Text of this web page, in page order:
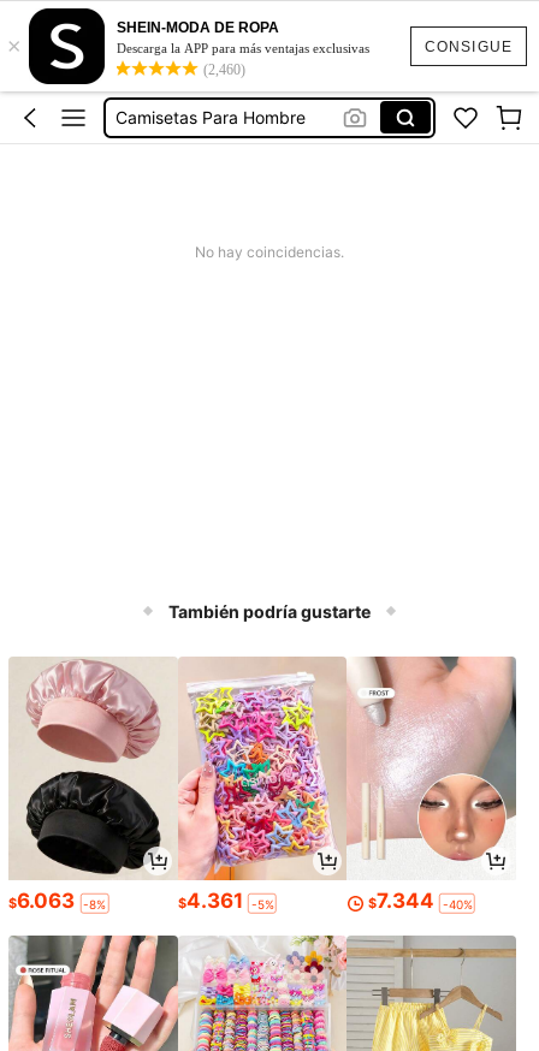
CONSIGUE
×
SHEIN-MODA DE ROPA
Descarga la APP para más ventajas exclusivas
(2,460)
Oversize Hombre
Playeras De Hombre
Camisas Para Hombre
Camisetas Para Hombre
No hay coincidencias.
También podría gustarte
$6.063 -8% $4.361 -5% $7.344 -40%